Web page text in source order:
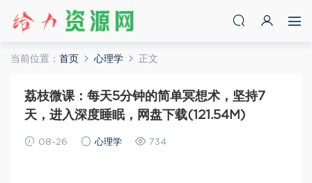
当前位置： 首页 心理学 正文
荔枝微课：每天5分钟的简单冥想术，坚持7
天，进入深度睡眠，网盘下载(121.54M)
08-26 心理学 734